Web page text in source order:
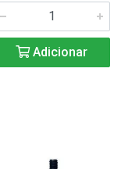
Adicionar